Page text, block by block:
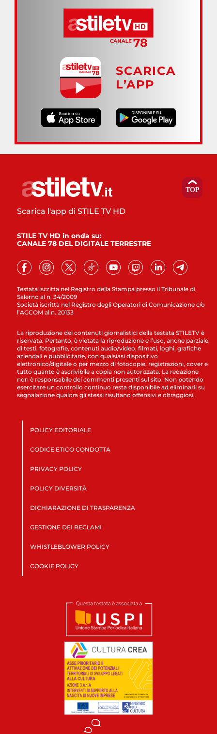
SCARICA
L’APP
Testata iscritta nel Registro della Stampa presso il Tribunale di
Salerno al n. 34/2009
Società iscritta nel Registro degli Operatori di Comunicazione c/o
l’AGCOM al n. 20133
Scarica l'app di STILE TV HD
STILE TV HD in onda su:
CANALE 78 DEL DIGITALE TERRESTRE
La riproduzione dei contenuti giornalistici della testata STILETV è
riservata. Pertanto, è vietata la riproduzione e l’uso, anche parziale,
di testi, fotografie, contenuti audio/video, filmati, loghi, grafiche
aziendali e pubblicitarie, con qualsiasi dispositivo
elettronico/digitale o per mezzo di fotocopie, registrazioni, cover e
tutto quanto è ascrivibile a copia non autorizzata. La redazione
non è responsabile dei commenti presenti sul sito. Non potendo
esercitare un controllo continuo resta disponibile ad eliminarli su
segnalazione qualora gli stessi risultano offensivi e oltraggiosi.
POLICY EDITORIALE
CODICE ETICO CONDOTTA
PRIVACY POLICY
POLICY DIVERSITÀ
DICHIARAZIONE DI TRASPARENZA
GESTIONE DEI RECLAMI
WHISTLEBLOWER POLICY
COOKIE POLICY